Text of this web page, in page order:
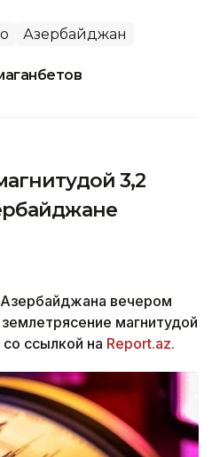
Азербайджан
3,2
вечером
магнитудой
ссылкой на Report.az.